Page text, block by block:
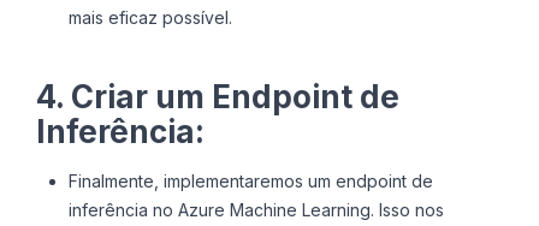
mais eficaz possível.
4. Criar um Endpoint de
Inferência:
Finalmente, implementaremos um endpoint de
inferência no Azure Machine Learning. Isso nos